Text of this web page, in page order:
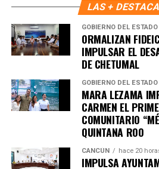
Recibe las
Únete al canal oficial de
Quinto Podery recibe
importantes de
LAS +
GOBIERNO DEL ESTADO
ORMALIZAN
IMPULSAR EL
DE CHETUMAL
GOBIERNO DEL ESTADO
MARA LEZAMA
CARMEN EL
COMUNITARIO
QUINTANA ROO
CANCÚN hace 20
IMPULSA